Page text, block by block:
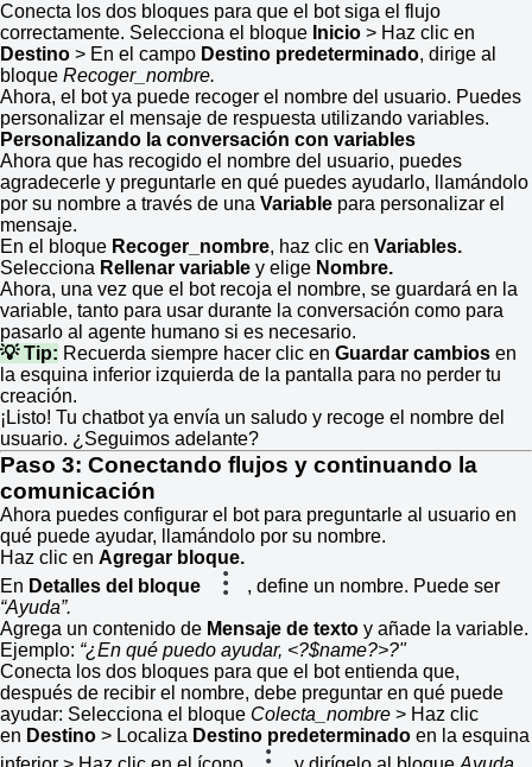
Conecta los dos bloques para que el bot siga el flujo
correctamente. Selecciona el bloque Inicio > Haz clic en
Destino > En el campo Destino predeterminado, dirige al
bloque Recoger_nombre.
Ahora, el bot ya puede recoger el nombre del usuario. Puedes
personalizar el mensaje de respuesta utilizando variables.
Personalizando la conversación con variables
Ahora que has recogido el nombre del usuario, puedes
agradecerle y preguntarle en qué puedes ayudarlo, llamándolo
por su nombre a través de una Variable para personalizar el
mensaje.
En el bloque Recoger_nombre, haz clic en Variables.
Selecciona Rellenar variable y elige Nombre.
Ahora, una vez que el bot recoja el nombre, se guardará en la
variable, tanto para usar durante la conversación como para
pasarlo al agente humano si es necesario.
💡 Tip: Recuerda siempre hacer clic en Guardar cambios en
la esquina inferior izquierda de la pantalla para no perder tu
creación.
¡Listo! Tu chatbot ya envía un saludo y recoge el nombre del
usuario. ¿Seguimos adelante?
Paso 3: Conectando flujos y continuando la
comunicación
Ahora puedes configurar el bot para preguntarle al usuario en
qué puede ayudar, llamándolo por su nombre.
Haz clic en Agregar bloque.
En Detalles del bloque
, define un nombre. Puede ser
“Ayuda”.
Agrega un contenido de Mensaje de texto y añade la variable.
Ejemplo: “¿En qué puedo ayudar, <?$name?>?"
Conecta los dos bloques para que el bot entienda que,
después de recibir el nombre, debe preguntar en qué puede
ayudar: Selecciona el bloque Colecta_nombre > Haz clic
en Destino > Localiza Destino predeterminado en la esquina